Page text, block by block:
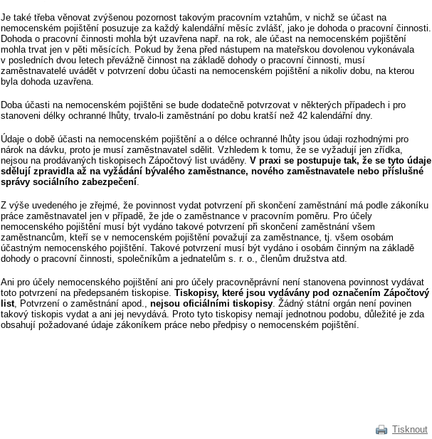
Je také třeba věnovat zvýšenou pozornost takovým pracovním vztahům, v nichž se účast na
nemocenském pojištění posuzuje za každý kalendářní měsíc zvlášť, jako je dohoda o pracovní činnosti.
Dohoda o pracovní činnosti mohla být uzavřena např. na rok, ale účast na nemocenském pojištění
mohla trvat jen v pěti měsících. Pokud by žena před nástupem na mateřskou dovolenou vykonávala
v posledních dvou letech převážně činnost na základě dohody o pracovní činnosti, musí
zaměstnavatelé uvádět v potvrzení dobu účasti na nemocenském pojištění a nikoliv dobu, na kterou
byla dohoda uzavřena.
Doba účasti na nemocenském pojištěni se bude dodatečně potvrzovat v některých případech i pro
stanoveni délky ochranné lhůty, trvalo-li zaměstnání po dobu kratší než 42 kalendářní dny.
Údaje o době účasti na nemocenském pojištění a o délce ochranné lhůty jsou údaji rozhodnými pro
nárok na dávku, proto je musí zaměstnavatel sdělit. Vzhledem k tomu, že se vyžadují jen zřídka,
nejsou na prodávaných tiskopisech Zápočtový list uváděny. V praxi se postupuje tak, že se tyto údaje
sdělují zpravidla až na vyžádání bývalého zaměstnance, nového zaměstnavatele nebo příslušné
správy sociálního zabezpečení.
Z výše uvedeného je zřejmé, že povinnost vydat potvrzení při skončení zaměstnání má podle zákoníku
práce zaměstnavatel jen v případě, že jde o zaměstnance v pracovním poměru. Pro účely
nemocenského pojištění musí být vydáno takové potvrzení při skončení zaměstnání všem
zaměstnancům, kteří se v nemocenském pojištění považují za zaměstnance, tj. všem osobám
účastným nemocenského pojištění. Takové potvrzení musí být vydáno i osobám činným na základě
dohody o pracovní činnosti, společníkům a jednatelům s. r. o., členům družstva atd.
Ani pro účely nemocenského pojištění ani pro účely pracovněprávní není stanovena povinnost vydávat
toto potvrzení na předepsaném tiskopise. Tiskopisy, které jsou vydávány pod označením Zápočtový
list, Potvrzení o zaměstnání apod., nejsou oficiálními tiskopisy. Žádný státní orgán není povinen
takový tiskopis vydat a ani jej nevydává. Proto tyto tiskopisy nemají jednotnou podobu, důležité je zda
obsahují požadované údaje zákoníkem práce nebo předpisy o nemocenském pojištění.
Tisknout